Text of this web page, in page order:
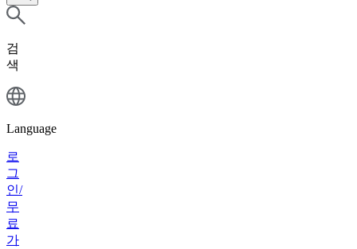
검
색
Language
로
그
인/
무
료
가